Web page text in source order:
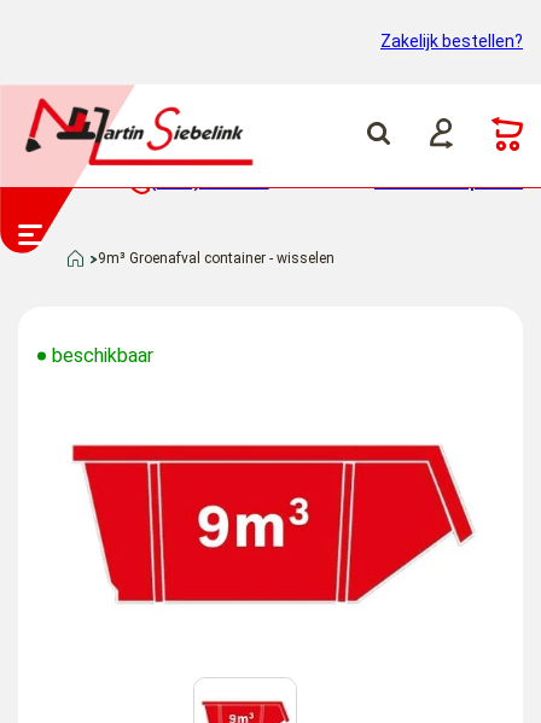
Zakelijk bestellen?
9m³ Groenafval container - wisselen
beschikbaar